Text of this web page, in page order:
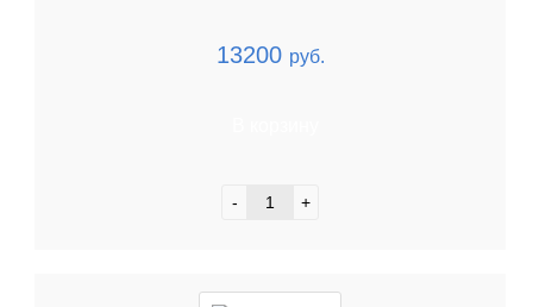
13200 руб.
- +